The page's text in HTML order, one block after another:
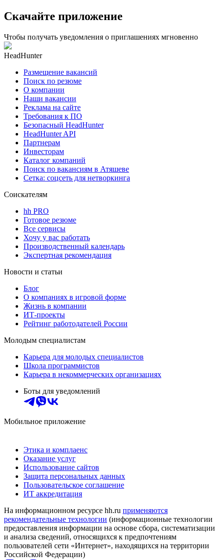
Скачайте приложение
Чтобы получать уведомления о приглашениях мгновенно
HeadHunter
Размещение вакансий
Поиск по резюме
О компании
Наши вакансии
Реклама на сайте
Требования к ПО
Безопасный HeadHunter
HeadHunter API
Партнерам
Инвесторам
Каталог компаний
Поиск по вакансиям в Атяшеве
Сетка: соцсеть для нетворкинга
Соискателям
hh PRO
Готовое резюме
Все сервисы
Хочу у вас работать
Производственный календарь
Экспертная рекомендация
Новости и статьи
Блог
О компаниях в игровой форме
Жизнь в компании
ИТ-проекты
Рейтинг работодателей России
Молодым специалистам
Карьера для молодых специалистов
Школа программистов
Карьера в некоммерческих организациях
Боты для уведомлений
Мобильное приложение
Этика и комплаенс
Оказание услуг
Использование сайтов
Защита персональных данных
Пользовательское соглашение
ИТ аккредитация
На информационном ресурсе hh.ru применяются
рекомендательные технологии (информационные технологии
предоставления информации на основе сбора, систематизации
и анализа сведений, относящихся к предпочтениям
пользователей сети «Интернет», находящихся на территории
Российской Федерации)